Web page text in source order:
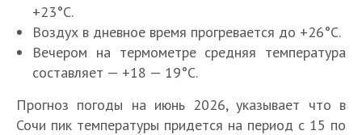
+23°С.
Воздух в дневное время прогревается до +26°С.
Вечером на термометре средняя температура
составляет — +18 — 19°С.
Прогноз погоды на июнь 2026, указывает что в
Сочи пик температуры придется на период с 15 по